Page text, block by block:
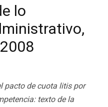
lo
pacto de cuota litis por
texto de la